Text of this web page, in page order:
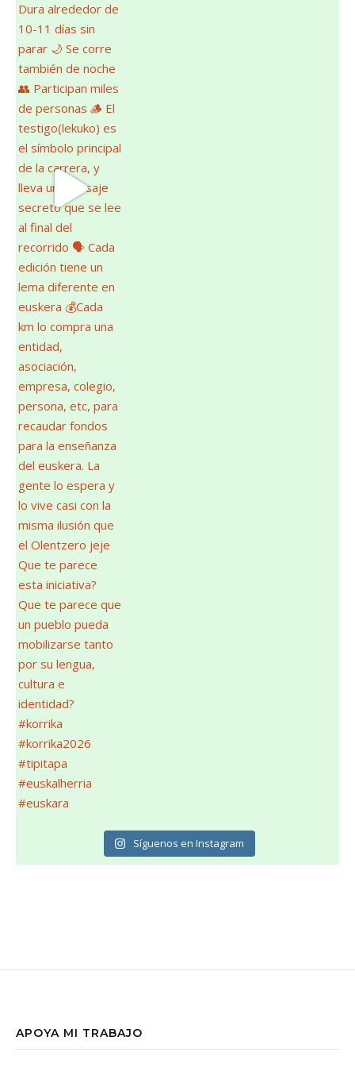
Síguenos en Instagram
APOYA MI TRABAJO